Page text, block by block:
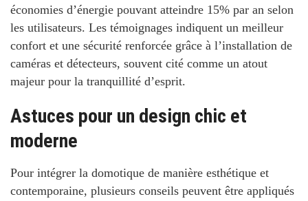
économies d’énergie pouvant atteindre 15% par an selon
les utilisateurs. Les témoignages indiquent un meilleur
confort et une sécurité renforcée grâce à l’installation de
caméras et détecteurs, souvent cité comme un atout
majeur pour la tranquillité d’esprit.
Astuces pour un design chic et
moderne
Pour intégrer la domotique de manière esthétique et
contemporaine, plusieurs conseils peuvent être appliqués